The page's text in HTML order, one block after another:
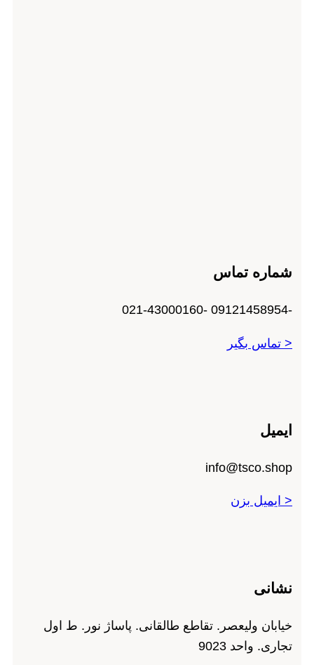
شماره تماس
< تماس بگیر
ایمیل
info@tsco.shop
< ایمیل بزن
نشانی
خیابان ولیعصر. تقاطع طالقانی. پاساژ نور. ط اول
تجاری. واحد 9023